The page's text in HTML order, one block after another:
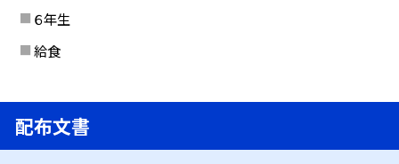
６年生
給食
配布文書